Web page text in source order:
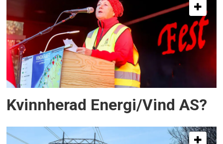
Kvinnherad Energi/Vind AS?